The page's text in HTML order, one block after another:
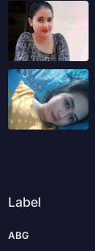
Label
ABG